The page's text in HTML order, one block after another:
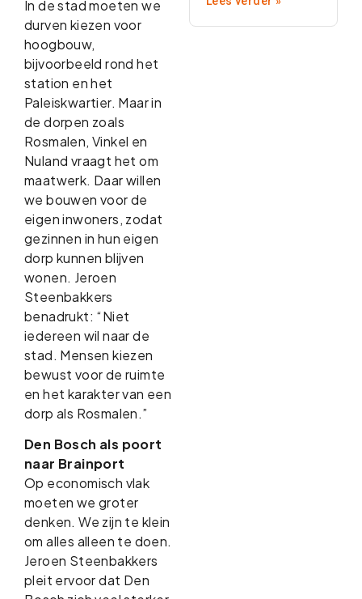
In de stad moeten we
durven kiezen voor
hoogbouw,
bijvoorbeeld rond het
station en het
Paleiskwartier. Maar in
de dorpen zoals
Rosmalen, Vinkel en
Nuland vraagt het om
maatwerk. Daar willen
we bouwen voor de
eigen inwoners, zodat
gezinnen in hun eigen
dorp kunnen blijven
wonen. Jeroen
Steenbakkers
benadrukt: “Niet
iedereen wil naar de
stad. Mensen kiezen
bewust voor de ruimte
en het karakter van een
dorp als Rosmalen.”
Den Bosch als poort
naar Brainport
Op economisch vlak
moeten we groter
denken. We zijn te klein
om alles alleen te doen.
Jeroen Steenbakkers
pleit ervoor dat Den